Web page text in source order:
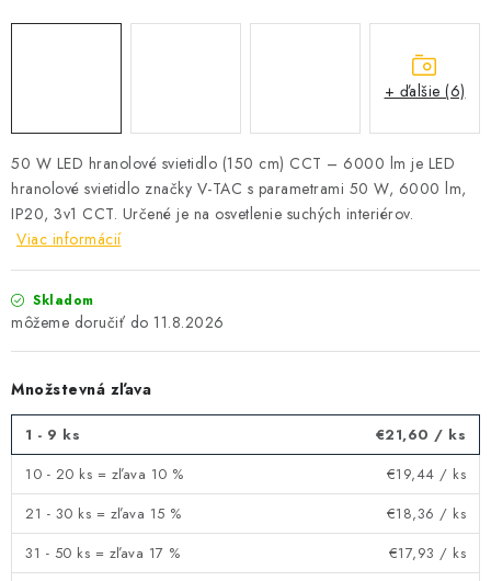
OBCHODNÉ PODMIENKY
O NÁS - MEGALED & JANTON ZÁKAMENNÉ
Reklamácie a formulár na odstúpenie od zmluvy
Obchodné podmienky
Podmienky ochrany osobných údajov
Zľavy pre profíkov
50 W LED hranolové svietidlo (150 cm) CCT – 6000 lm je LED
hranolové svietidlo značky V-TAC s parametrami 50 W, 6000 lm,
IP20, 3v1 CCT. Určené je na osvetlenie suchých interiérov.
Viac informácií
Skladom
11.8.2026
Množstevná zľava
1 - 9 ks €21,60 / ks
10 - 20 ks = zľava 10 %
€19,44 / ks
21 - 30 ks = zľava 15 %
€18,36 / ks
31 - 50 ks = zľava 17 %
€17,93 / ks
+ ďalšie (6)